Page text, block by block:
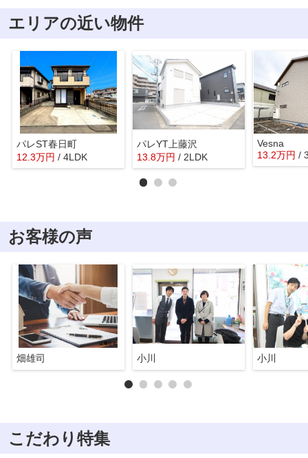
エリアの近い物件
パレST春日町
12.3万円 / 4LDK
パレYT上藤沢
13.8万円 / 2LDK
Vesna
13.2万円 /
お客様の声
畑雄司 小川 小川
こだわり特集